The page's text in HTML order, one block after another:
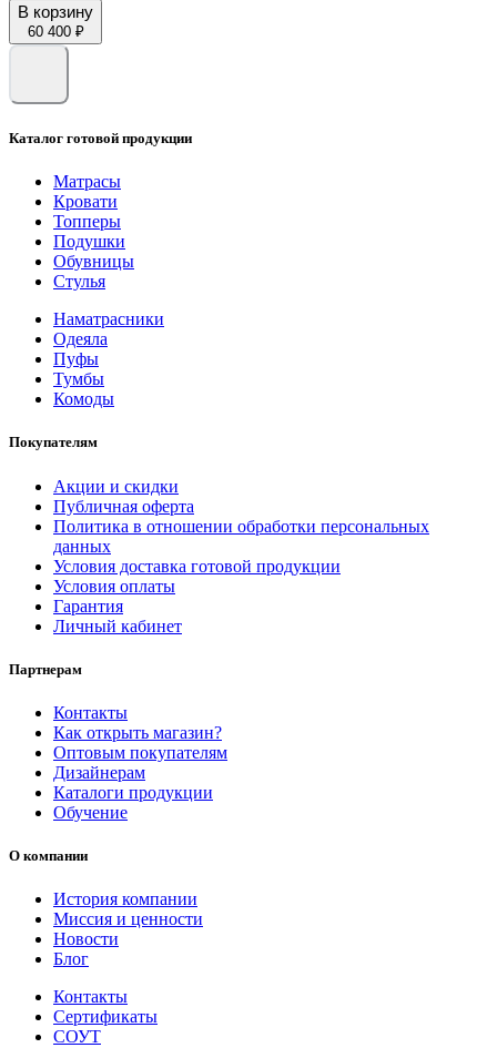
В корзину
60 400 ₽
Каталог готовой продукции
Матрасы
Кровати
Топперы
Подушки
Обувницы
Стулья
Наматрасники
Одеяла
Пуфы
Тумбы
Комоды
Покупателям
Акции и скидки
Публичная оферта
Политика в отношении обработки персональных
данных
Условия доставка готовой продукции
Условия оплаты
Гарантия
Личный кабинет
Партнерам
Контакты
Как открыть магазин?
Оптовым покупателям
Дизайнерам
Каталоги продукции
Обучение
О компании
История компании
Миссия и ценности
Новости
Блог
Контакты
Сертификаты
СОУТ